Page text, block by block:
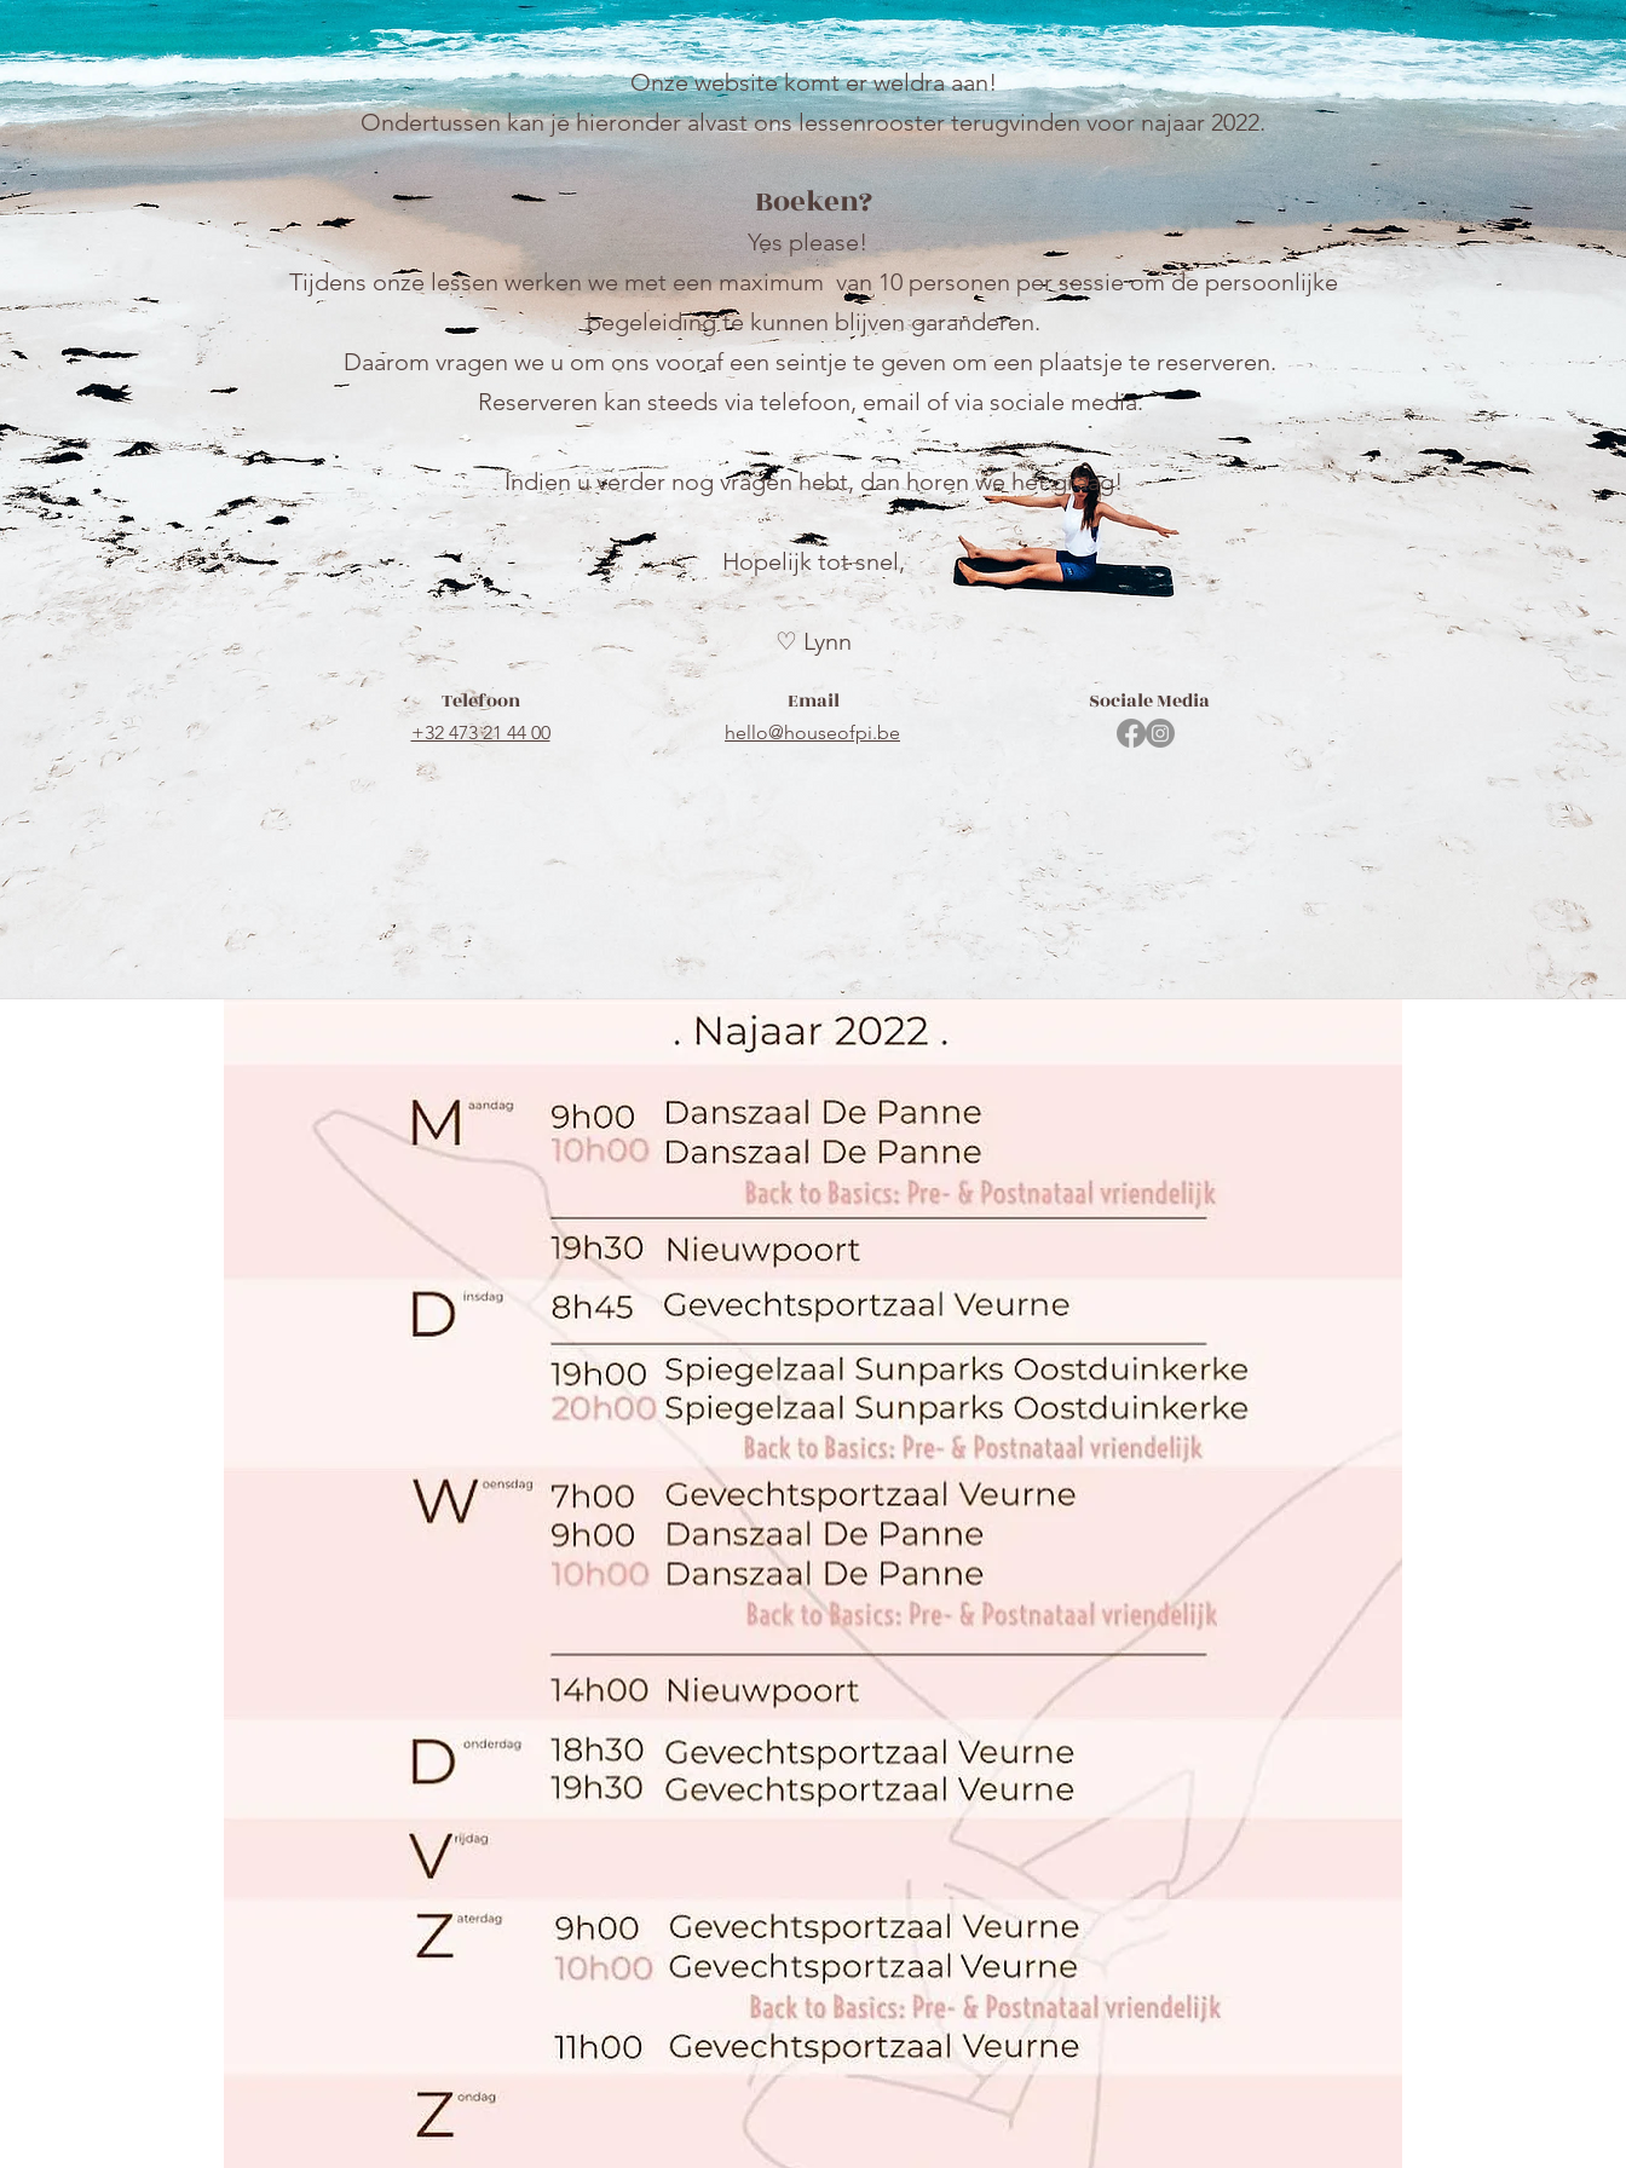
Onze website komt er weldra aan!
Ondertussen kan je hieronder alvast ons lessenrooster terugvinden voor najaar 2022.
Boeken?
Yes please!
Tijdens onze lessen werken we met een maximum van 10 personen per sessie om de persoonlijke
begeleiding te kunnen blijven garanderen.
Daarom vragen we u om ons vooraf een seintje te geven om een plaatsje te reserveren.
Reserveren kan steeds via telefoon, email of via sociale media.
Indien u verder nog vragen hebt, dan horen we het graag!
Hopelijk tot snel,
♡ Lynn
Telefoon
+32 473 21 44 00
Email
hello@houseofpi.be
Sociale Media